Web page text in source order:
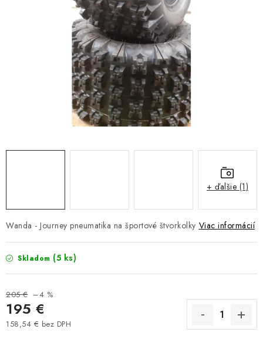
NAVIJAKY COME UP WARN
OLEJE MAXIMA A FILTRE
ROZŠIROVACIE PLASTY BLATNÍKOV
PRÍVESY - VOZÍKY
ŠTVORKOLKY
AKCIA
INÉ PRÍSLUŠENSTVO
Wanda - Journey pneumatika na športové štvorkolky Viac informácií
Skladom (5 ks)
205 € –4 %
195 €
158,54 € bez DPH
+ ďalšie (1)